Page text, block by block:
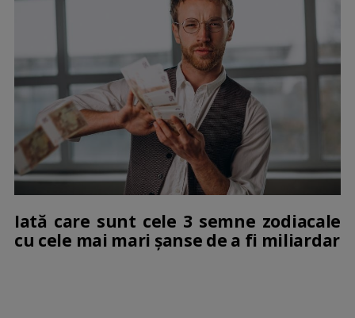
Iată care sunt cele 3 semne zodiacale
cu cele mai mari șanse de a fi miliardar